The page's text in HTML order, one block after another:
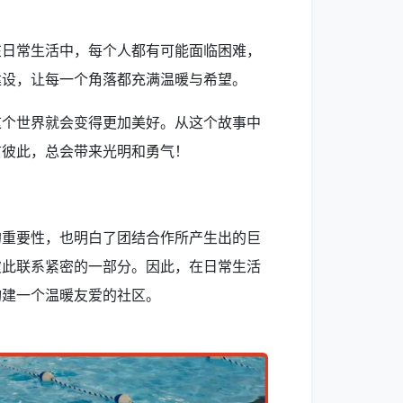
常生活中，每个人都有可能面临困难，
，让每一个角落都充满温暖与希望。
世界就会变得更加美好。从这个故事中
此，总会带来光明和勇气！
要性，也明白了团结合作所产生出的巨
联系紧密的一部分。因此，在日常生活
一个温暖友爱的社区。